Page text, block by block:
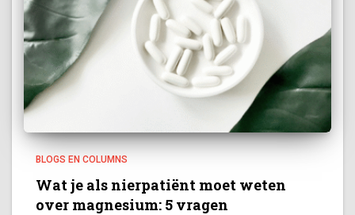
BLOGS EN COLUMNS
Wat je als nierpatiënt moet weten
over magnesium: 5 vragen